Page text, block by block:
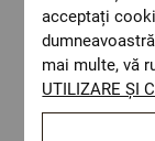
acceptați
mai multe, vă
UTILIZARE ȘI